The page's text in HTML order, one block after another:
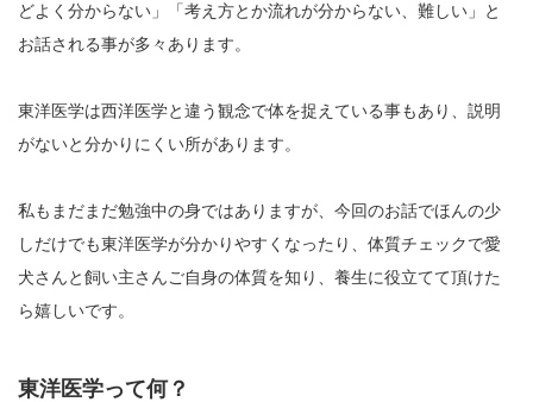
どよく分からない」「考え方とか流れが分からない、難しい」と
お話される事が多々あります。
東洋医学は西洋医学と違う観念で体を捉えている事もあり、説明
がないと分かりにくい所があります。
私もまだまだ勉強中の身ではありますが、今回のお話でほんの少
しだけでも東洋医学が分かりやすくなったり、体質チェックで愛
犬さんと飼い主さんご自身の体質を知り、養生に役立てて頂けた
ら嬉しいです。
東洋医学って何？